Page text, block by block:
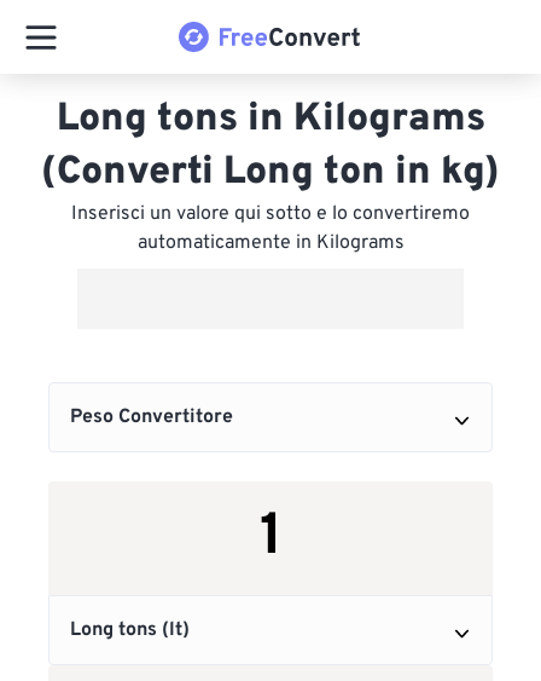
Long tons in Kilograms
(Converti Long ton in kg)
Inserisci un valore qui sotto e lo convertiremo
automaticamente in Kilograms